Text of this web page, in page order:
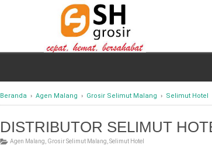
Beranda › Agen Malang › Grosir Selimut Malang › Selimut Hotel
DISTRIBUTOR SELIMUT
Agen Malang Grosir Selimut Malang Selimut Hotel